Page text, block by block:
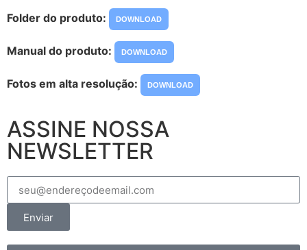
Folder do produto: DOWNLOAD
Manual do produto: DOWNLOAD
Fotos em alta resolução: DOWNLOAD
ASSINE NOSSA
NEWSLETTER
Enviar